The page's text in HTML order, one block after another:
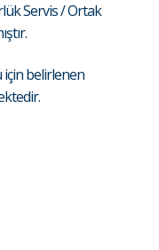
Servis / Ortak
belirlenen